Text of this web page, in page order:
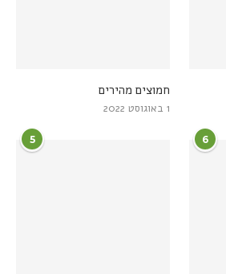
חמוצים מהירים
1 באוגוסט 2022
5 6